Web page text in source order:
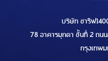
บริษัท ชารีฟ
78 อาคารมุกดา ชั้นที่ 2 ถน
กรุงเทพ